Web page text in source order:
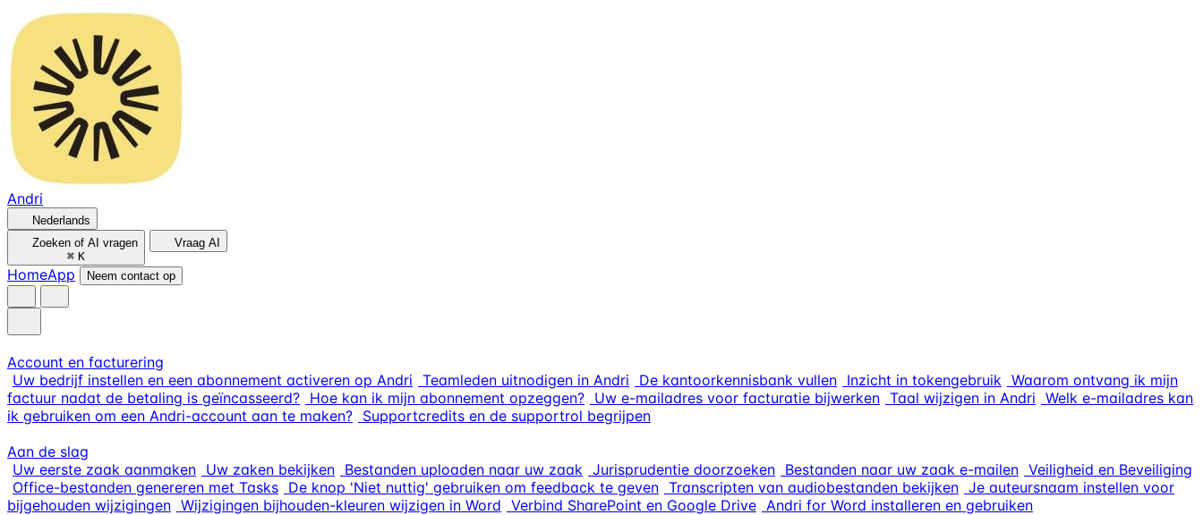
Andri
Nederlands
Zoeken of AI vragen
⌘ K
Vraag AI
HomeApp Neem contact op
Account en facturering
Uw bedrijf instellen en een abonnement activeren op Andri Teamleden uitnodigen in Andri De kantoorkennisbank vullen Inzicht in tokengebruik Waarom ontvang ik mijn
factuur nadat de betaling is geïncasseerd? Hoe kan ik mijn abonnement opzeggen? Uw e-mailadres voor facturatie bijwerken Taal wijzigen in Andri Welk e-mailadres kan
ik gebruiken om een Andri-account aan te maken? Supportcredits en de supportrol begrijpen
Aan de slag
Uw eerste zaak aanmaken Uw zaken bekijken Bestanden uploaden naar uw zaak Jurisprudentie doorzoeken Bestanden naar uw zaak e-mailen Veiligheid en Beveiliging
Office-bestanden genereren met Tasks De knop 'Niet nuttig' gebruiken om feedback te geven Transcripten van audiobestanden bekijken Je auteursnaam instellen voor
bijgehouden wijzigingen Wijzigingen bijhouden-kleuren wijzigen in Word Verbind SharePoint en Google Drive Andri for Word installeren en gebruiken